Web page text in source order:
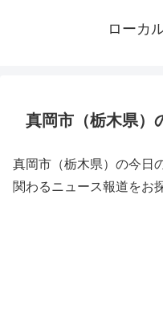
ローカ
真岡市（栃木県）
真岡市（栃木県）の今日
関わるニュース報道をお